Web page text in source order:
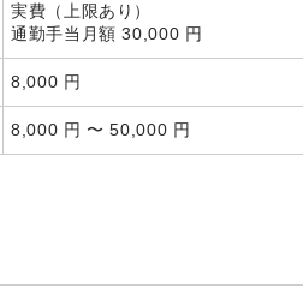
実費（上限あり）
通勤手当月額 30,000 円
8,000 円
8,000 円 〜 50,000 円